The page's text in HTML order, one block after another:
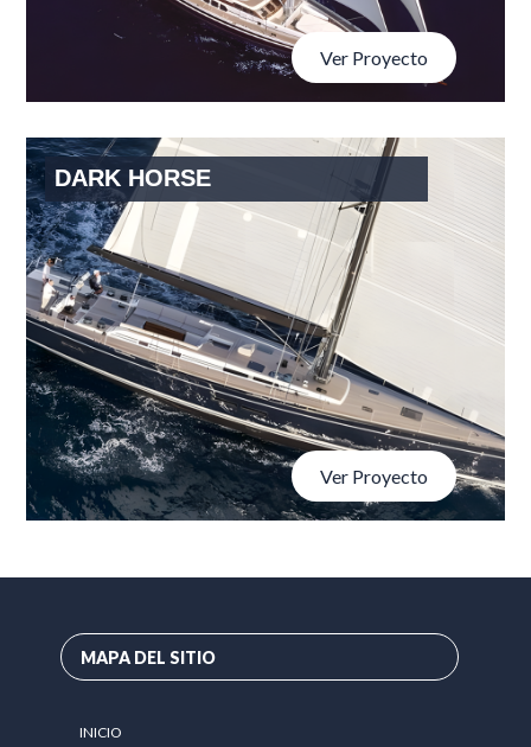
Ver Proyecto
DARK HORSE
DARK HORSE
Ver Proyecto
MAPA DEL SITIO
INICIO